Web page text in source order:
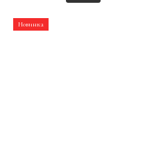
Новинка